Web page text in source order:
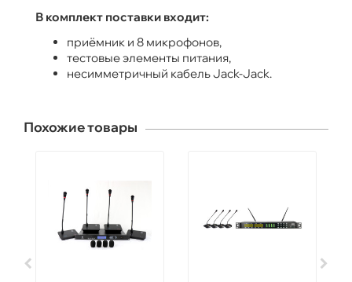
В комплект поставки входит:
приёмник и 8 микрофонов,
тестовые элементы питания,
несимметричный кабель Jack-Jack.
Похожие товары